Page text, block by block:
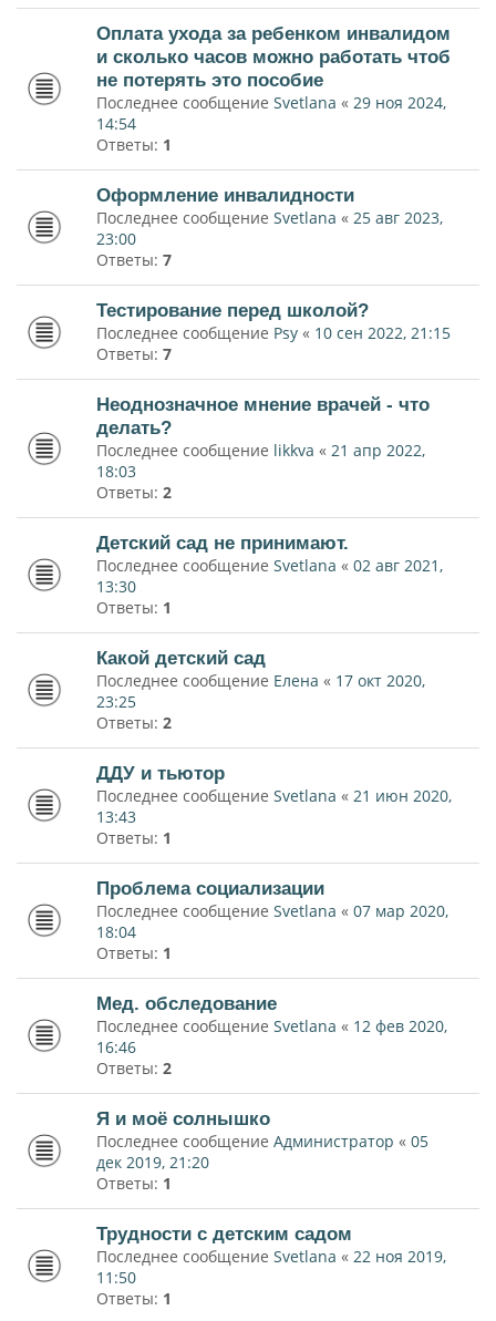
Оплата ухода за ребенком инвалидом
и сколько часов можно работать чтоб
не потерять это пособие
Последнее сообщение Svetlana « 29 ноя 2024,
14:54
Ответы: 1
Оформление инвалидности
Последнее сообщение Svetlana « 25 авг 2023,
23:00
Ответы: 7
Тестирование перед школой?
Последнее сообщение Psy « 10 сен 2022, 21:15
Ответы: 7
Неоднозначное мнение врачей - что
делать?
Последнее сообщение likkva « 21 апр 2022,
18:03
Ответы: 2
Детский сад не принимают.
Последнее сообщение Svetlana « 02 авг 2021,
13:30
Ответы: 1
Какой детский сад
Последнее сообщение Елена « 17 окт 2020,
23:25
Ответы: 2
ДДУ и тьютор
Последнее сообщение Svetlana « 21 июн 2020,
13:43
Ответы: 1
Проблема социализации
Последнее сообщение Svetlana « 07 мар 2020,
18:04
Ответы: 1
Мед. обследование
Последнее сообщение Svetlana « 12 фев 2020,
16:46
Ответы: 2
Я и моё солнышко
Последнее сообщение Администратор « 05
дек 2019, 21:20
Ответы: 1
Трудности с детским садом
Последнее сообщение Svetlana « 22 ноя 2019,
11:50
Ответы: 1